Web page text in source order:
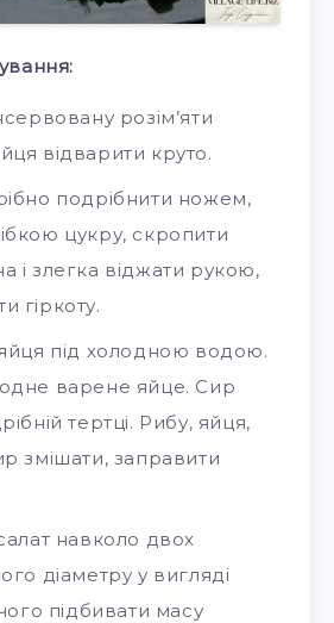
розім’яти
відварити круто.
подрібнити ножем,
цукру, скропити
і злегка віджати рукою,
гіркоту.
під холодною водою.
варене яйце. Сир
тертці. Рибу, яйця,
змішати, заправити
навколо двох
діаметру у вигляді
підбивати масу